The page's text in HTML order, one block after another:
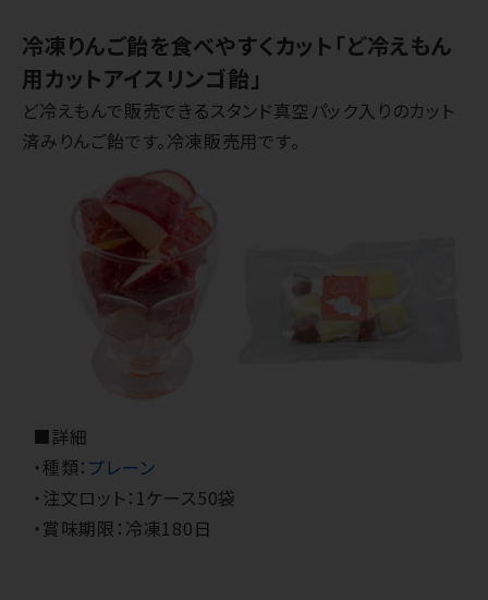
冷凍りんご飴を食べやすくカット「ど冷えもん
用カットアイスリンゴ飴」
ど冷えもんで販売できるスタンド真空パック入りのカット
済みりんご飴です。冷凍販売用です。
■詳細
・種類： プレーン
・注文ロット：1ケース50袋
・賞味期限：冷凍180日